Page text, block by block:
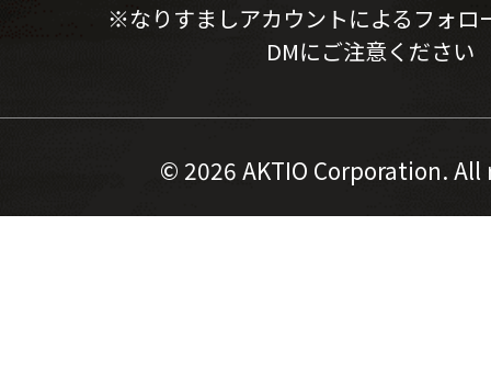
※なりすましアカウントによるフォロ
DMにご注意ください
© 2026 AKTIO Corporation.